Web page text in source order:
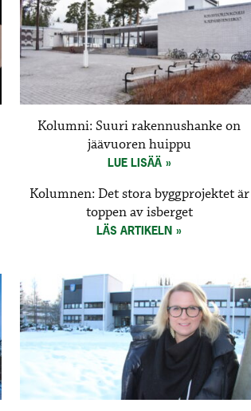
Kolumni: Suuri rakennushanke on
jäävuoren huippu
LUE LISÄÄ
Kolumnen: Det stora byggprojektet är
toppen av isberget
LÄS ARTIKELN